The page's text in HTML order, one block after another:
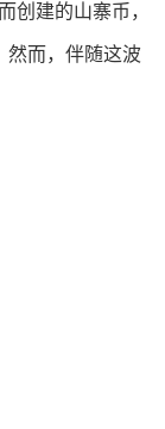
创建的山寨币，
然而，伴随这波